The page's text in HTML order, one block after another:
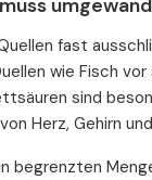
fast
wie Fisch vor
sind
Herz, Gehirn
begrenzten